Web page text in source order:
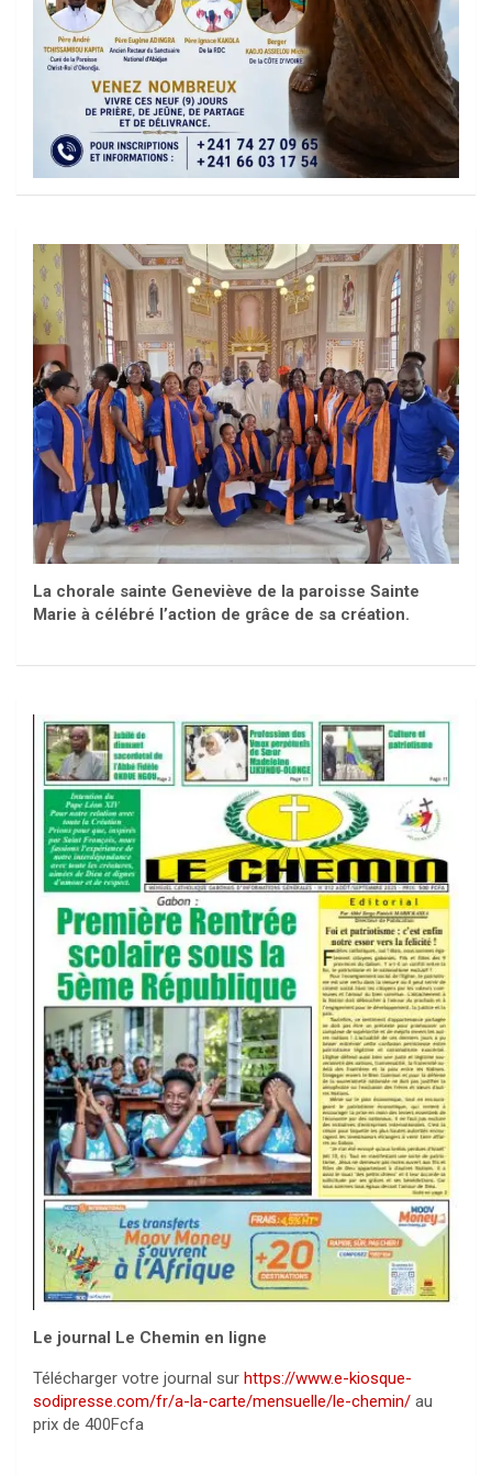
La chorale sainte Geneviève de la paroisse Sainte
Marie à célébré l’action de grâce de sa création.
Le journal Le Chemin en ligne
Télécharger votre journal sur https://www.e-kiosque-
sodipresse.com/fr/a-la-carte/mensuelle/le-chemin/ au
prix de 400Fcfa